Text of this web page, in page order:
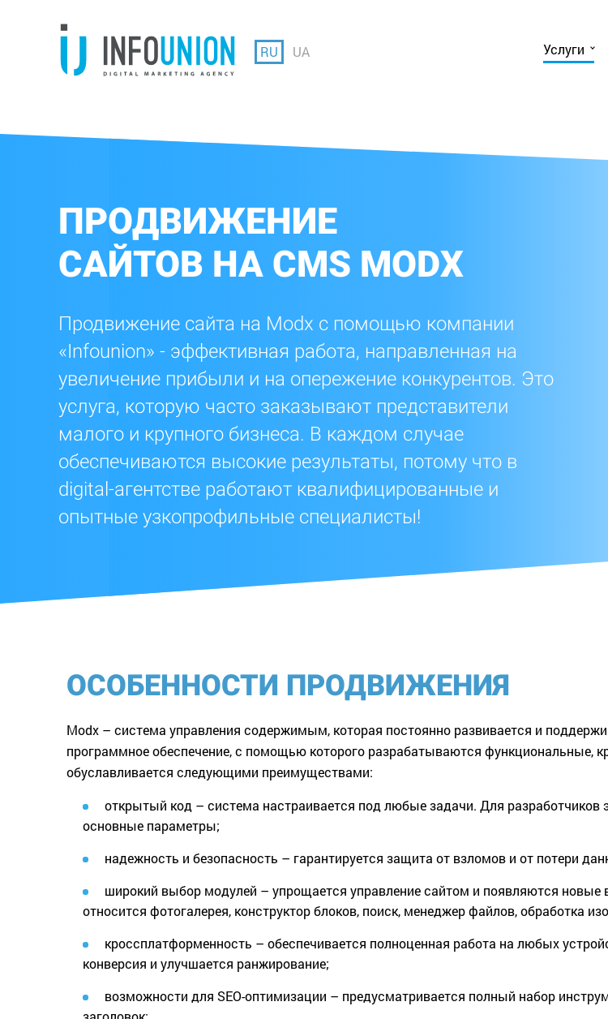
RU UA Услуги
ПРОДВИЖЕНИЕ
САЙТОВ НА CMS MODX
Продвижение сайта на Modx с помощью компании
«Infounion» - эффективная работа, направленная на
увеличение прибыли и на опережение конкурентов. Это
услуга, которую часто заказывают представители
малого и крупного бизнеса. В каждом случае
обеспечиваются высокие результаты, потому что в
digital-агентстве работают квалифицированные и
опытные узкопрофильные специалисты!
ОСОБЕННОСТИ ПРОДВИЖЕНИЯ
Modx – система управления содержимым, которая постоянно развивается и
программное обеспечение, с помощью которого разрабатываются функциональные,
обуславливается следующими преимуществами:
открытый код – система настраивается под любые задачи. Для
основные параметры;
надежность и безопасность – гарантируется защита от взломов и от потери
широкий выбор модулей – упрощается управление сайтом и появляются
относится фотогалерея, конструктор блоков, поиск, менеджер файлов, обработка
кроссплатформенность – обеспечивается полноценная работа на любых
конверсия и улучшается ранжирование;
возможности для SEO-оптимизации – предусматривается полный набор